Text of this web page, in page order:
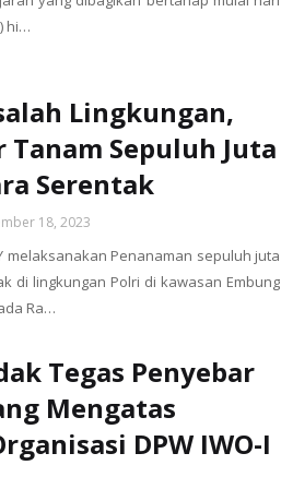
hi…
Lingkungan,
Tanam Sepuluh Juta
Serentak
18, 2023
melaksanakan Penanaman sepuluh juta
di lingkungan Polri di kawasan Embung
Ra…
Tegas Penyebar
Mengatas
DPW IWO-I